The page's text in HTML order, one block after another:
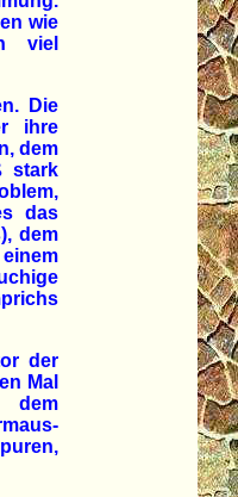
wie
viel
Die
ihre
dem
stark
das
dem
der
Mal
dem